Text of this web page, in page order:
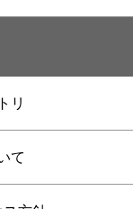
リ
て